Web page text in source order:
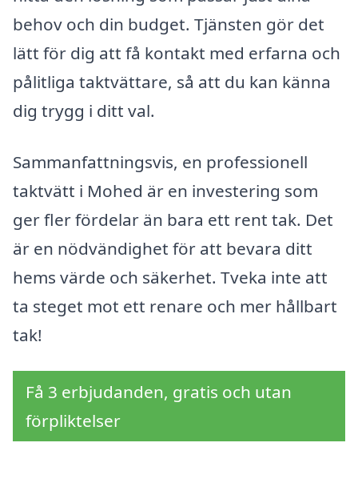
behov och din budget. Tjänsten gör det
lätt för dig att få kontakt med erfarna och
pålitliga taktvättare, så att du kan känna
dig trygg i ditt val.
Sammanfattningsvis, en professionell
taktvätt i Mohed är en investering som
ger fler fördelar än bara ett rent tak. Det
är en nödvändighet för att bevara ditt
hems värde och säkerhet. Tveka inte att
ta steget mot ett renare och mer hållbart
tak!
Få 3 erbjudanden, gratis och utan
förpliktelser